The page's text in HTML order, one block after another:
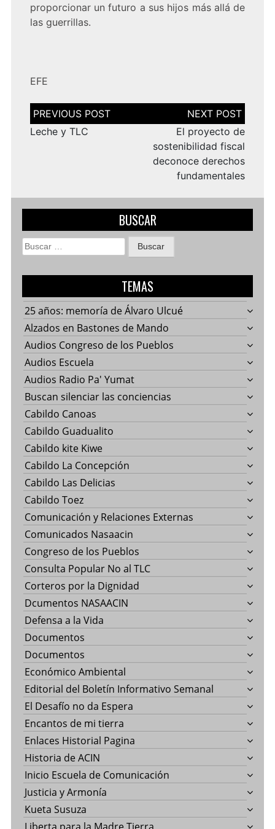
proporcionar un futuro a sus hijos más allá de
las guerrillas.
EFE
Navegación
de
entradas
Leche y TLC
El proyecto de
sostenibilidad fiscal
deconoce derechos
fundamentales
BUSCAR
Buscar:
TEMAS
25 años: memoría de Álvaro Ulcué
Alzados en Bastones de Mando
Audios Congreso de los Pueblos
Audios Escuela
Audios Radio Pa' Yumat
Buscan silenciar las conciencias
Cabildo Canoas
Cabildo Guadualito
Cabildo kite Kiwe
Cabildo La Concepción
Cabildo Las Delicias
Cabildo Toez
Comunicación y Relaciones Externas
Comunicados Nasaacin
Congreso de los Pueblos
Consulta Popular No al TLC
Corteros por la Dignidad
Dcumentos NASAACIN
Defensa a la Vida
Documentos
Documentos
Económico Ambiental
Editorial del Boletín Informativo Semanal
El Desafío no da Espera
Encantos de mi tierra
Enlaces Historial Pagina
Historia de ACIN
Inicio Escuela de Comunicación
Justicia y Armonía
Kueta Susuza